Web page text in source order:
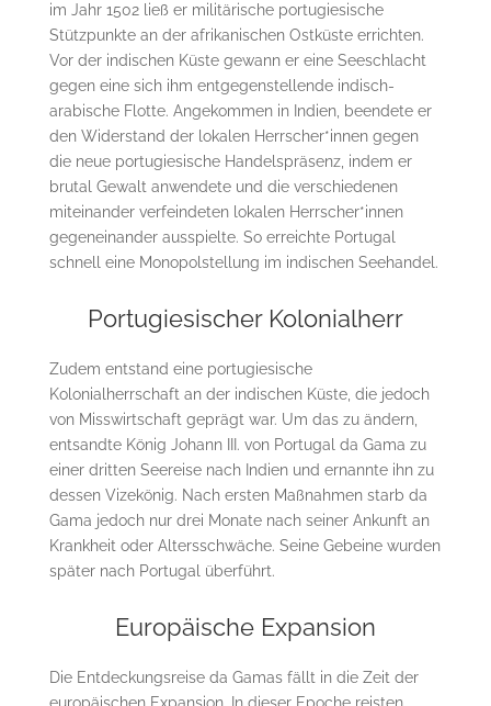
im Jahr 1502 ließ er militärische portugiesische
Stützpunkte an der afrikanischen Ostküste errichten.
Vor der indischen Küste gewann er eine Seeschlacht
gegen eine sich ihm entgegenstellende indisch-
arabische Flotte. Angekommen in Indien, beendete er
den Widerstand der lokalen Herrscher*innen gegen
die neue portugiesische Handelspräsenz, indem er
brutal Gewalt anwendete und die verschiedenen
miteinander verfeindeten lokalen Herrscher*innen
gegeneinander ausspielte. So erreichte Portugal
schnell eine Monopolstellung im indischen Seehandel.
Portugiesischer Kolonialherr
Zudem entstand eine portugiesische
Kolonialherrschaft an der indischen Küste, die jedoch
von Misswirtschaft geprägt war. Um das zu ändern,
entsandte König Johann III. von Portugal da Gama zu
einer dritten Seereise nach Indien und ernannte ihn zu
dessen Vizekönig. Nach ersten Maßnahmen starb da
Gama jedoch nur drei Monate nach seiner Ankunft an
Krankheit oder Altersschwäche. Seine Gebeine wurden
später nach Portugal überführt.
Europäische Expansion
Die Entdeckungsreise da Gamas fällt in die Zeit der